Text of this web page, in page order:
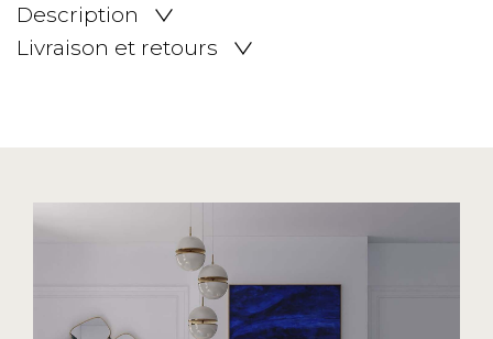
Description
Livraison et retours